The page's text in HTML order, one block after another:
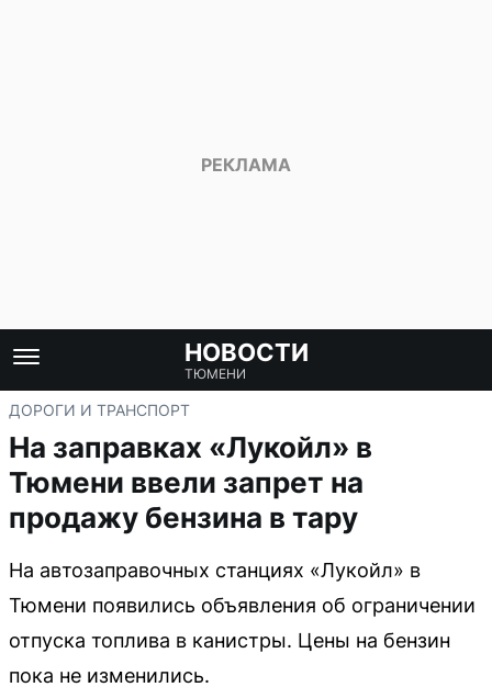
НОВОСТИ
ТЮМЕНИ
ДОРОГИ И ТРАНСПОРТ
На заправках «Лукойл» в
Тюмени ввели запрет на
продажу бензина в тару
На автозаправочных станциях «Лукойл» в
Тюмени появились объявления об ограничении
отпуска топлива в канистры. Цены на бензин
пока не изменились.